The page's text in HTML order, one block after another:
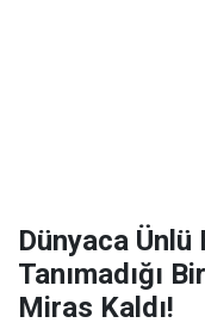
Dünyaca
Tanımadığı
Miras Kaldı!